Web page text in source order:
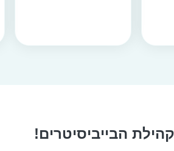
הבייביסיטרים!